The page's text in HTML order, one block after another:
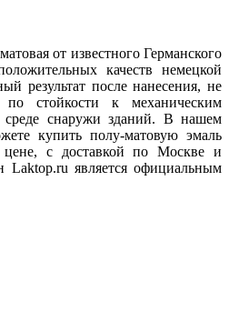
от известного Германского
качеств немецкой
результат после нанесения, не
стойкости к механическим
снаружи зданий. В нашем
купить полу-матовую эмаль
с доставкой по Москве и
Laktop.ru является официальным